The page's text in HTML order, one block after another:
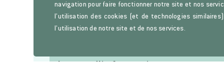
Lettre d'information
navigation pour faire fonctionner notre site et nos
l’utilisation des cookies (et de technologies
l’utilisation de notre site et de nos services.